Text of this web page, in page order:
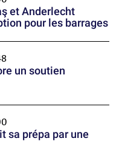
et Anderlecht
pour les barrages
un soutien
sa prépa par une